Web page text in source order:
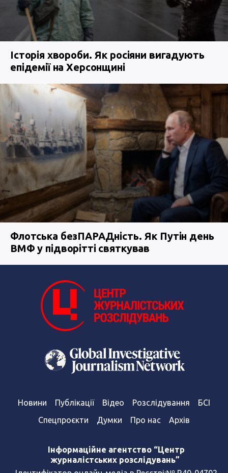
Історія хвороби. Як росіяни вигадують
епідемії на Херсонщині
Флотська безПАРАДність. Як Путін день
ВМФ у підворітті святкував
Новини Публікації Відео Розслідування
БСІ
Спецпроєкти
Думки Про нас Архів
Інформаційне агентство “Центр
журналістських розслідувань”